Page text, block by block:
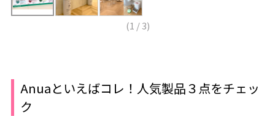
(1 /3)
Anuaといえばコレ！人気製品３点をチェッ
ク